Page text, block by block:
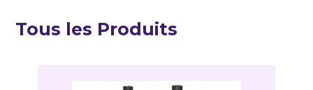
Tous les Produits